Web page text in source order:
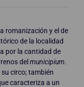
romanización y el de
de la localidad
por la cantidad de
del municipium.
circo; también
caracteriza a un